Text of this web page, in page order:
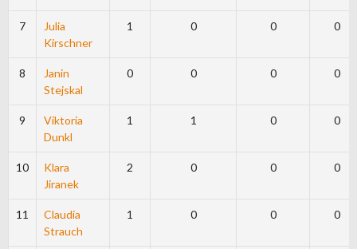
7
Julia
Kirschner
1 0 0 0
8
Janin
Stejskal
0 0 0 0
9
Viktoria
Dunkl
1 1 0 0
10
Klara
Jiranek
2 0 0 0
11
Claudia
Strauch
1 0 0 0